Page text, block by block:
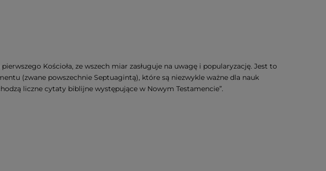
Kościoła, ze wszech miar zasługuje na uwagę i popularyzację. Jest to
(zwane powszechnie Septuagintą), które są niezwykle ważne dla nauk
liczne cytaty biblijne występujące w Nowym Testamencie”.